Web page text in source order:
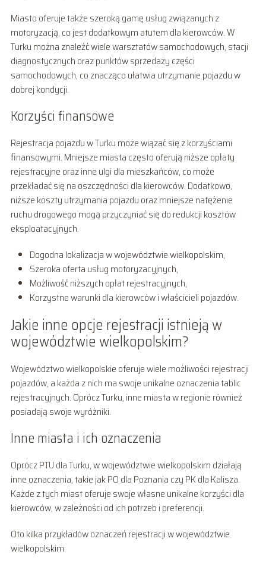
Miasto oferuje także szeroką gamę usług związanych z
motoryzacją, co jest dodatkowym atutem dla kierowców. W
Turku można znaleźć wiele warsztatów samochodowych, stacji
diagnostycznych oraz punktów sprzedaży części
samochodowych, co znacząco ułatwia utrzymanie pojazdu w
dobrej kondycji.
Korzyści finansowe
Rejestracja pojazdu w Turku może wiązać się z korzyściami
finansowymi. Mniejsze miasta często oferują niższe opłaty
rejestracyjne oraz inne ulgi dla mieszkańców, co może
przekładać się na oszczędności dla kierowców. Dodatkowo,
niższe koszty utrzymania pojazdu oraz mniejsze natężenie
ruchu drogowego mogą przyczyniać się do redukcji kosztów
eksploatacyjnych.
Dogodna lokalizacja w województwie wielkopolskim,
Szeroka oferta usług motoryzacyjnych,
Możliwość niższych opłat rejestracyjnych,
Korzystne warunki dla kierowców i właścicieli pojazdów.
Jakie inne opcje rejestracji istnieją w
województwie wielkopolskim?
Województwo wielkopolskie oferuje wiele możliwości rejestracji
pojazdów, a każda z nich ma swoje unikalne oznaczenia tablic
rejestracyjnych. Oprócz Turku, inne miasta w regionie również
posiadają swoje wyróżniki.
Inne miasta i ich oznaczenia
Oprócz PTU dla Turku, w województwie wielkopolskim działają
inne oznaczenia, takie jak PO dla Poznania czy PK dla Kalisza.
Każde z tych miast oferuje swoje własne unikalne korzyści dla
kierowców, w zależności od ich potrzeb i preferencji.
Oto kilka przykładów oznaczeń rejestracji w województwie
wielkopolskim: